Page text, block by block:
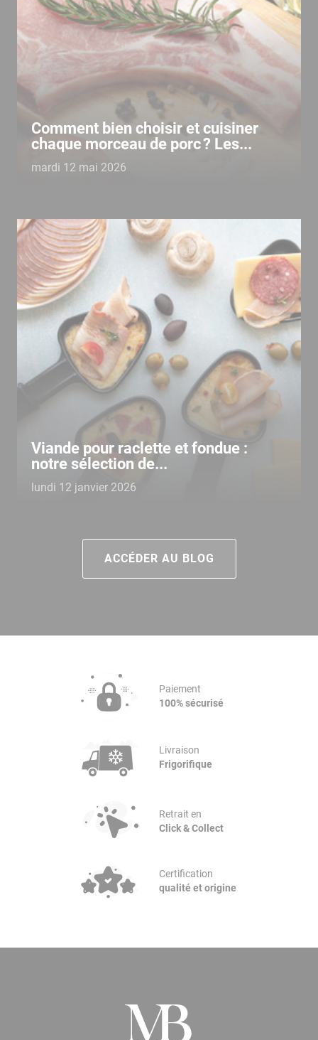
Comment bien choisir et cuisiner
chaque morceau de porc ? Les...
mardi 12 mai 2026
Viande pour raclette et fondue :
notre sélection de...
lundi 12 janvier 2026
ACCÉDER AU BLOG
Paiement
100% sécurisé
Livraison
Frigorifique
Retrait en
Click & Collect
Certification
qualité et origine